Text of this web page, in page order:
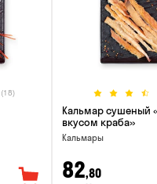
(18)
Кальмар сушеный
вкусом краба»
Кальмары
82,80